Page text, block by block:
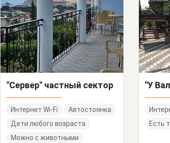
"Сервер" частный сектор
Интернет Wi-Fi
Автостоянка
Дети любого возраста
Можно с животными
Есть